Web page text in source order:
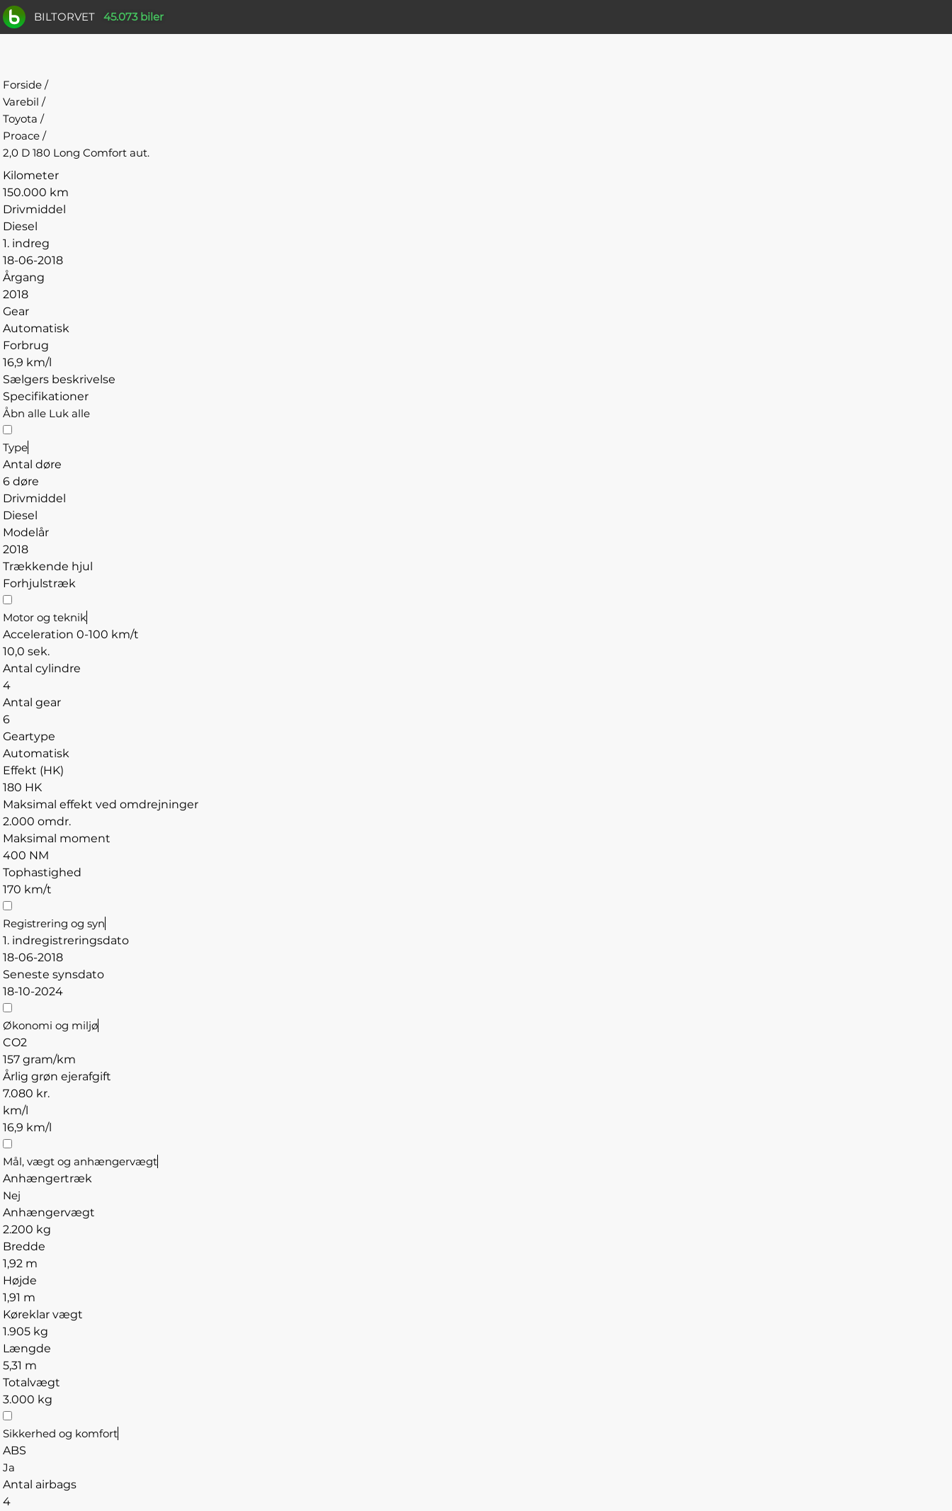
BILTORVET 45.073 biler
Forside /
Varebil /
Toyota /
Proace /
2,0 D 180 Long Comfort aut.
Kilometer
150.000 km
Drivmiddel
Diesel
1. indreg
18-06-2018
Årgang
2018
Gear
Automatisk
Forbrug
16,9 km/l
Sælgers beskrivelse
Specifikationer
Åbn alle Luk alle
Type
Antal døre
6 døre
Drivmiddel
Diesel
Modelår
2018
Trækkende hjul
Forhjulstræk
Motor og teknik
Acceleration 0-100 km/t
10,0 sek.
Antal cylindre
4
Antal gear
6
Geartype
Automatisk
Effekt (HK)
180 HK
Maksimal effekt ved omdrejninger
2.000 omdr.
Maksimal moment
400 NM
Tophastighed
170 km/t
Registrering og syn
1. indregistreringsdato
18-06-2018
Seneste synsdato
18-10-2024
Økonomi og miljø
CO2
157 gram/km
Årlig grøn ejerafgift
7.080 kr.
km/l
16,9 km/l
Mål, vægt og anhængervægt
Anhængertræk
Nej
Anhængervægt
2.200 kg
Bredde
1,92 m
Højde
1,91 m
Køreklar vægt
1.905 kg
Længde
5,31 m
Totalvægt
3.000 kg
Sikkerhed og komfort
ABS
Ja
Antal airbags
4